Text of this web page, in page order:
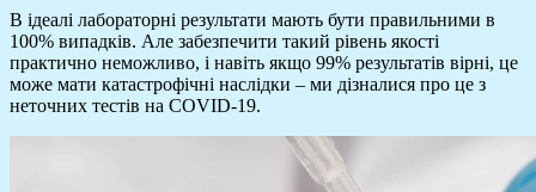
В ідеалі лабораторні результати мають бути правильними в
100% випадків. Але забезпечити такий рівень якості
практично неможливо, і навіть якщо 99% результатів вірні, це
може мати катастрофічні наслідки – ми дізналися про це з
неточних тестів на COVID-19.